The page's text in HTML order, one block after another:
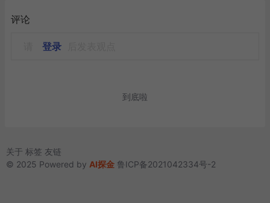
评论
登录
到底啦
关于 标签 友链
© 2025 Powered by AI探金 鲁ICP备2021042334号-2